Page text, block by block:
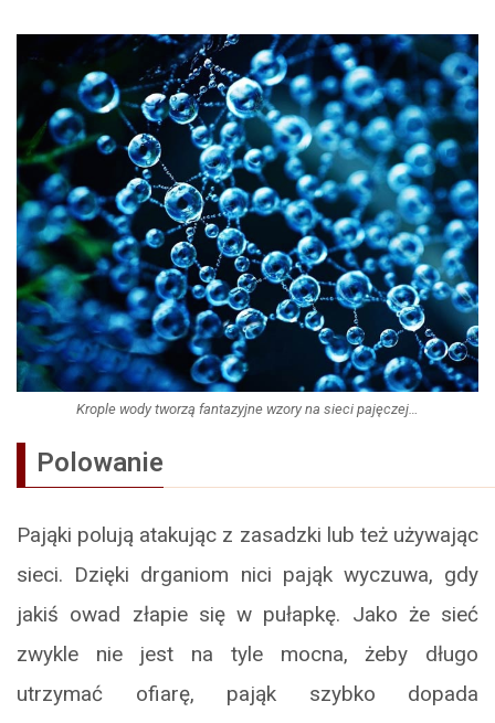
Krople wody tworzą fantazyjne wzory na sieci pajęczej…
Polowanie
Pająki polują atakując z zasadzki lub też używając
sieci. Dzięki drganiom nici pająk wyczuwa, gdy
jakiś owad złapie się w pułapkę. Jako że sieć
zwykle nie jest na tyle mocna, żeby długo
utrzymać ofiarę, pająk szybko dopada